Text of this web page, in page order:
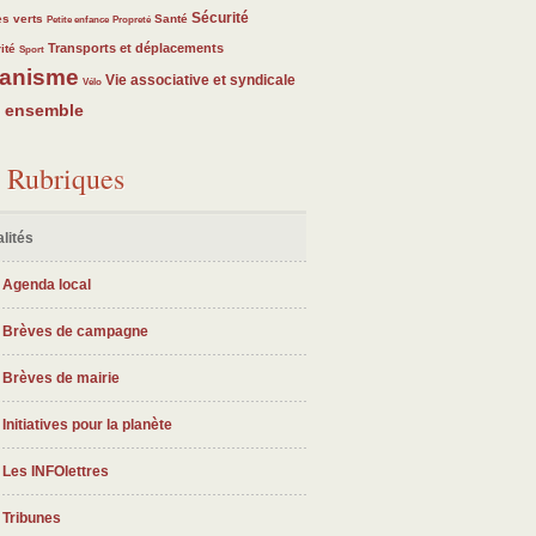
verts Petite enfance Propreté Santé Sécurité
Sport Transports et déplacements
Vélo Vie associative et syndicale
ensemble
Rubriques
Agenda local
Brèves de campagne
Brèves de mairie
Initiatives pour la planète
Les INFOlettres
Tribunes